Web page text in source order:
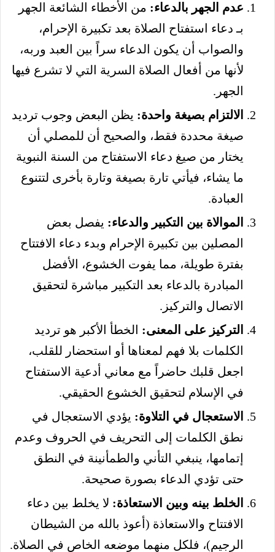
عدم الجهر بالدعاء: من الأخطاء الشائعة الجهر
بـ دعاء استفتاح الصلاة بعد تكبيرة الإحرام،
والصواب أن يكون الدعاء سراً بين العبد وربه،
لأنها من أفعال الصلاة السرية التي لا تشرع فيها
الجهر.
الالتزام بصيغة واحدة: يظن البعض وجوب ترديد
صيغة محددة فقط، والصحيح أن للمصلي أن
يختار من صيغ دعاء الاستفتاح من السنة النبوية
ما يشاء، فيأتي تارة بصيغة وتارة بأخرى لتتنوع
العبادة.
الموالاة بين التكبير والدعاء: يفصل بعض
المصلين بين تكبيرة الإحرام وبدء دعاء الافتتاح
بفترة طويلة، مما يفوت الخشوع، الأفضل
المبادرة بالدعاء بعد التكبير مباشرة لتحقيق
الاتصال والتركيز.
التركيز على المعنى: الخطأ الأكبر هو ترديد
الكلمات بلا فهم لمعناها أو استحضار للقلب،
اجعل قلبك حاضراً مع معاني أدعية الاستفتاح
في الإسلام لتحقيق الخشوع الحقيقي.
الاستعجال في التلاوة: يؤدي الاستعجال في
نطق الكلمات إلى التحريف في الحروف وعدم
إتمامها، ينبغي التأني والطمأنينة في النطق
حتى تؤدي الدعاء بصورة صحيحة.
الخلط بينه وبين الاستعاذة: لا يخلط بين دعاء
الافتتاح والاستعاذة (أعوذ بالله من الشيطان
الرجيم)، فلكل منهما موضعه الخاص في الصلاة.